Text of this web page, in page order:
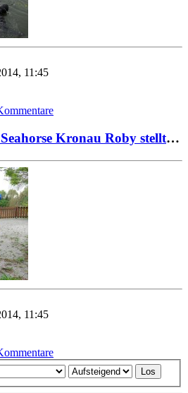
11:45
Sidemount Testevent Seahorse Kronau Roby stellt Gast Armin System individuell ein
11:45